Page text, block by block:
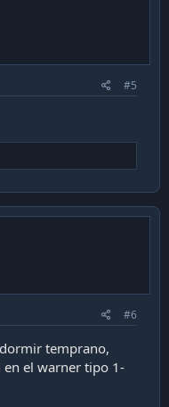
#5
#6
temprano,
el warner tipo 1-